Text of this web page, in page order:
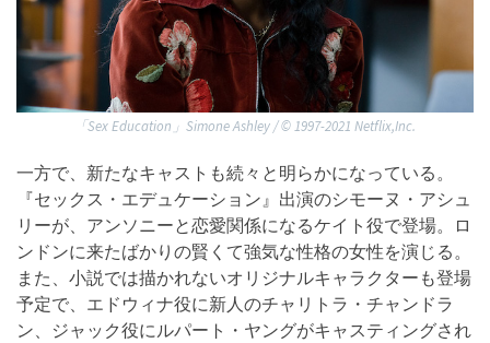
「Sex Education」Simone Ashley / ©︎ 1997-2021 Netflix,Inc.
一方で、新たなキャストも続々と明らかになっている。
『セックス・エデュケーション』出演のシモーヌ・アシュ
リーが、アンソニーと恋愛関係になるケイト役で登場。ロ
ンドンに来たばかりの賢くて強気な性格の女性を演じる。
また、小説では描かれないオリジナルキャラクターも登場
予定で、エドウィナ役に新人のチャリトラ・チャンドラ
ン、ジャック役にルパート・ヤングがキャスティングされ